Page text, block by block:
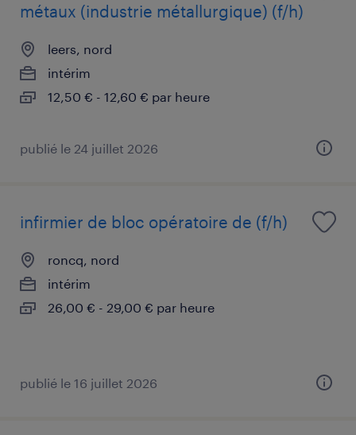
métaux (industrie métallurgique) (f/h)
leers, nord
intérim
12,50 € - 12,60 € par heure
publié le 24 juillet 2026
infirmier de bloc opératoire de (f/h)
roncq, nord
intérim
26,00 € - 29,00 € par heure
publié le 16 juillet 2026